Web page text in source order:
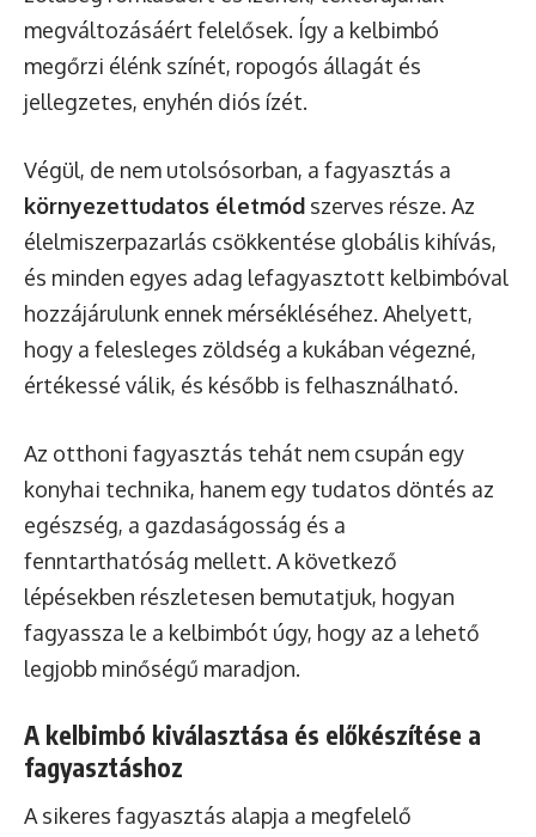
megváltozásáért felelősek. Így a kelbimbó
megőrzi élénk színét, ropogós állagát és
jellegzetes, enyhén diós ízét.
Végül, de nem utolsósorban, a fagyasztás a
környezettudatos életmód szerves része. Az
élelmiszerpazarlás csökkentése globális kihívás,
és minden egyes adag lefagyasztott kelbimbóval
hozzájárulunk ennek mérsékléséhez. Ahelyett,
hogy a felesleges zöldség a kukában végezné,
értékessé válik, és később is felhasználható.
Az otthoni fagyasztás tehát nem csupán egy
konyhai technika, hanem egy tudatos döntés az
egészség, a gazdaságosság és a
fenntarthatóság mellett. A következő
lépésekben részletesen bemutatjuk, hogyan
fagyassza le a kelbimbót úgy, hogy az a lehető
legjobb minőségű maradjon.
A kelbimbó kiválasztása és előkészítése a
fagyasztáshoz
A sikeres fagyasztás alapja a megfelelő